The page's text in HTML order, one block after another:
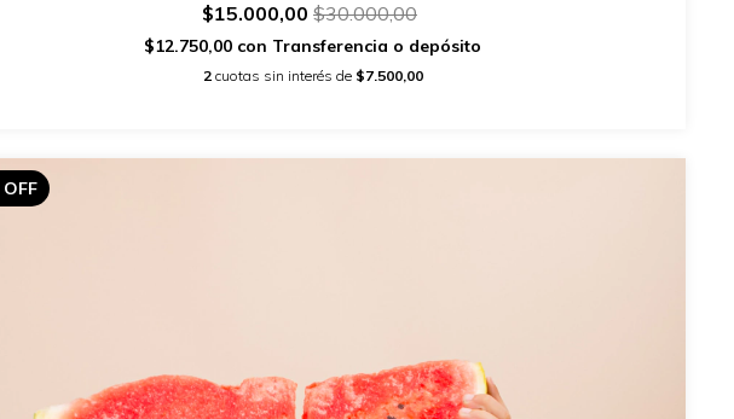
$15.000,00 $30.000,00
$12.750,00 con Transferencia o depósito
2 cuotas sin interés de $7.500,00
OFF